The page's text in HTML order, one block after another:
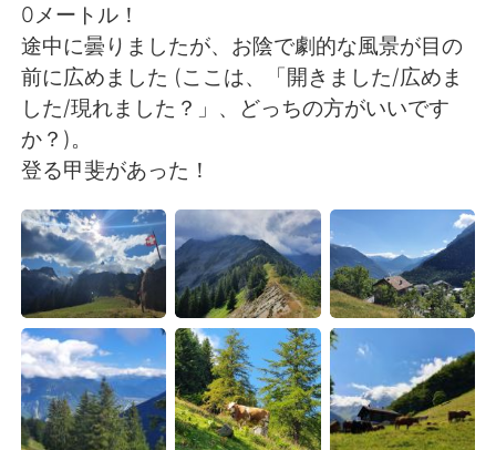
English
繁體中文 Español
العربية
Русский ไทย
Indonesia Italiano
Türkçe Tiếng Việt
Português
0メートル！
途中に曇りましたが、お陰で劇的な風景が目の
前に広めました (ここは、「開きました/広めま
した/現れました？」、どっちの方がいいです
か？)。
登る甲斐があった！